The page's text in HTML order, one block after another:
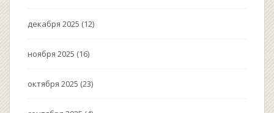
декабря 2025 (12)
ноября 2025 (16)
октября 2025 (23)